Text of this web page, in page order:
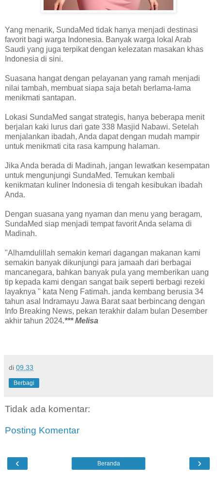
Yang menarik, SundaMed tidak hanya menjadi destinasi
favorit bagi warga Indonesia. Banyak warga lokal Arab
Saudi yang juga terpikat dengan kelezatan masakan khas
Indonesia di sini.
Suasana hangat dengan pelayanan yang ramah menjadi
nilai tambah, membuat siapa saja betah berlama-lama
menikmati santapan.
Lokasi SundaMed sangat strategis, hanya beberapa menit
berjalan kaki lurus dari gate 338 Masjid Nabawi. Setelah
menjalankan ibadah, Anda dapat dengan mudah mampir
untuk menikmati cita rasa kampung halaman.
Jika Anda berada di Madinah, jangan lewatkan kesempatan
untuk mengunjungi SundaMed. Temukan kembali
kenikmatan kuliner Indonesia di tengah kesibukan ibadah
Anda.
Dengan suasana yang nyaman dan menu yang beragam,
SundaMed siap menjadi tempat favorit Anda selama di
Madinah.
"Alhamdulillah semakin kemari dagangan makanan kami
semakin banyak dikunjungi para jamaah dari berbagai
mancanegara, bahkan banyak pula yang memberikan uang
tip kepada kami dengan sangat baik seperti berbagi rezeki
layaknya " kata Neng Fatimah. janda kembang berusia 34
tahun asal Indramayu Jawa Barat saat berbincang dengan
Info Breaking News, pekan terakhir dalam bulan Desember
akhir tahun 2024.*** Melisa
di 09.33
Berbagi
Tidak ada komentar:
Posting Komentar
‹ ›
Beranda